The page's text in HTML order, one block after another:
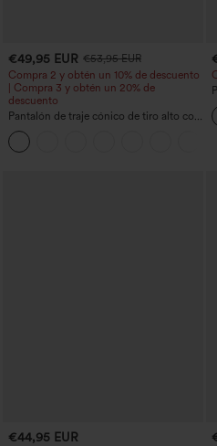
€49,95 EUR €53,95 EUR
Compra 2 y obtén un 10% de descuento
| Compra 3 y obtén un 20% de
descuento
Pantalón de traje cónico de tiro alto con
bolsillos
€44,95 EUR